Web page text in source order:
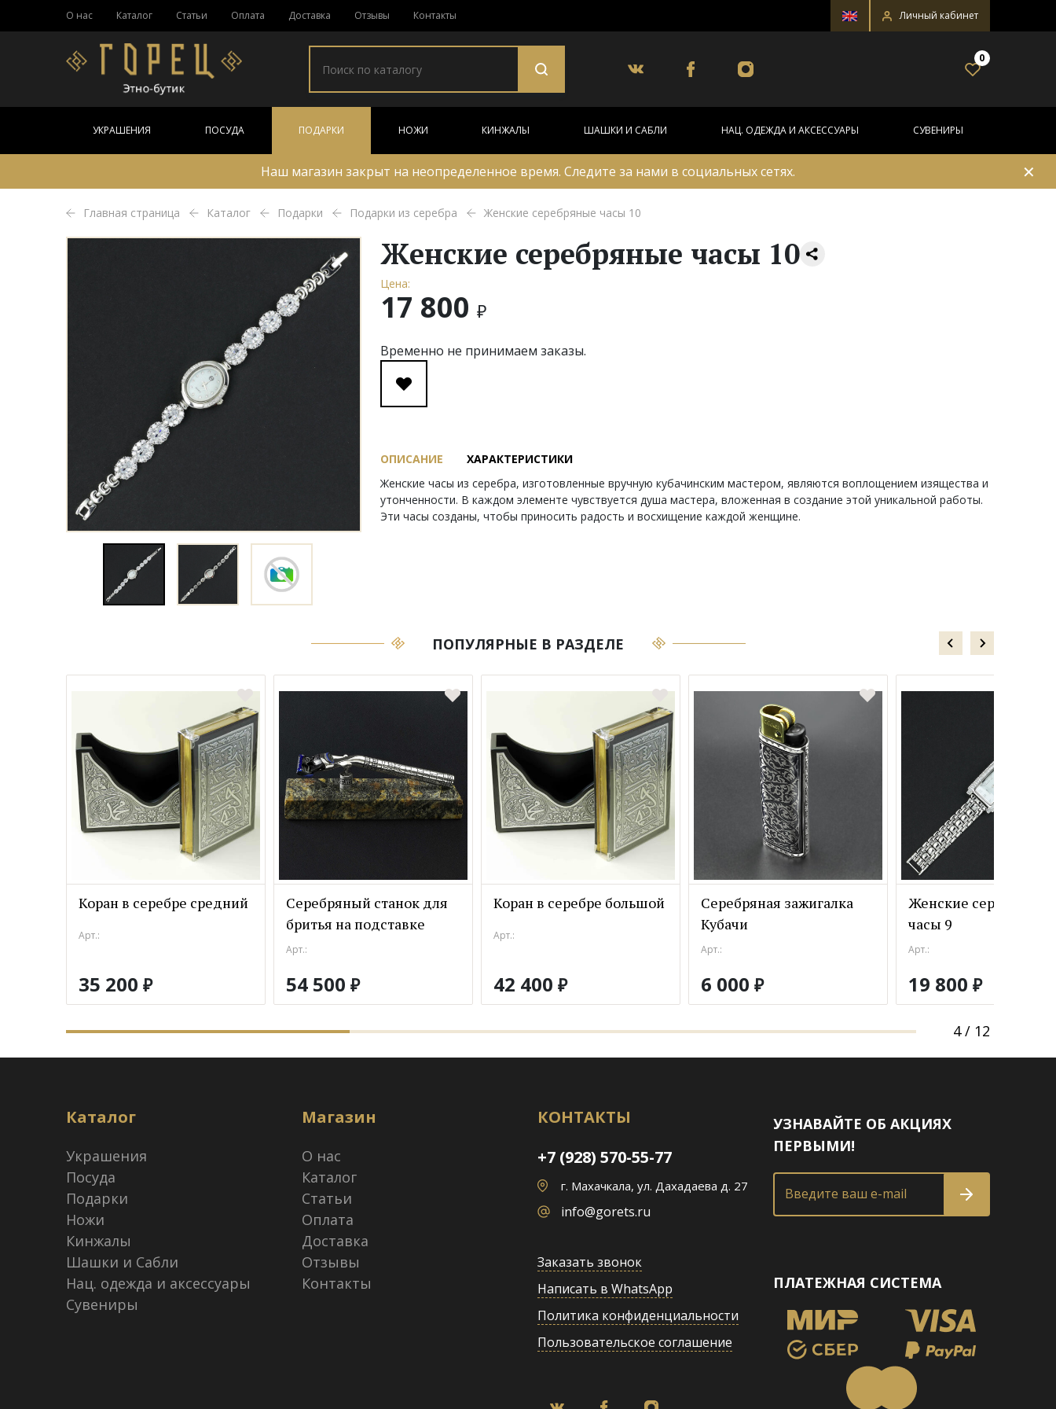
О нас Каталог Статьи Оплата Доставка Отзывы Контакты Личный кабинет
0
УКРАШЕНИЯ ПОСУДА ПОДАРКИ НОЖИ КИНЖАЛЫ ШАШКИ И САБЛИ НАЦ. ОДЕЖДА И АКСЕССУАРЫ СУВЕНИРЫ
Наш магазин закрыт на неопределенное время. Следите за нами в социальных сетях. ✕
Главная страница Каталог Подарки Подарки из серебра Женские серебряные часы 10
Женские серебряные часы 10
Цена:
17 800 ₽
Временно не принимаем заказы.
ОПИСАНИЕ
ХАРАКТЕРИСТИКИ
Женские часы из серебра, изготовленные вручную кубачинским мастером, являются воплощением изящества и
утонченности. В каждом элементе чувствуется душа мастера, вложенная в создание этой уникальной работы.
Эти часы созданы, чтобы приносить радость и восхищение каждой женщине.
ПОПУЛЯРНЫЕ В РАЗДЕЛЕ
Коран в серебре средний
Арт.:
35 200 ₽
Серебряный станок для
бритья на подставке
Арт.:
54 500 ₽
Коран в серебре большой
Арт.:
42 400 ₽
Серебряная зажигалка
Кубачи
Арт.:
6 000 ₽
Женские серебряные
часы 9
Арт.:
19 800 ₽
4 / 12
Каталог
Украшения
Посуда
Подарки
Ножи
Кинжалы
Шашки и Сабли
Нац. одежда и аксессуары
Сувениры
Магазин
О нас
Каталог
Статьи
Оплата
Доставка
Отзывы
Контакты
КОНТАКТЫ
+7 (928) 570-55-77
г. Махачкала, ул. Дахадаева д. 27
info@gorets.ru
Заказать звонок
Написать в WhatsApp
Политика конфиденциальности
Пользовательское соглашение
УЗНАВАЙТЕ ОБ АКЦИЯХ
ПЕРВЫМИ!
Введите ваш e-mail
ПЛАТЕЖНАЯ СИСТЕМА